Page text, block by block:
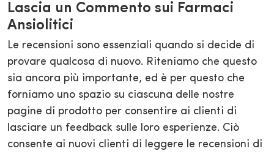
Lascia un Commento sui Farmaci
Ansiolitici
Le recensioni sono essenziali quando si decide di
provare qualcosa di nuovo. Riteniamo che questo
sia ancora più importante, ed è per questo che
forniamo uno spazio su ciascuna delle nostre
pagine di prodotto per consentire ai clienti di
lasciare un feedback sulle loro esperienze. Ciò
consente ai nuovi clienti di leggere le recensioni di